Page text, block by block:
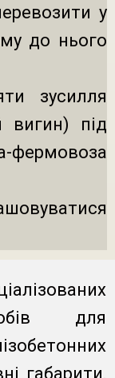
у
до нього
зусилля
вигин) під
для
габарити,